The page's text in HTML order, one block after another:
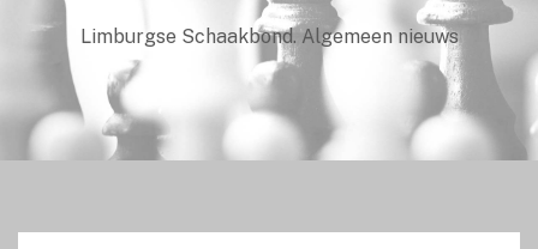
Limburgse Schaakbond. Algemeen nieuws